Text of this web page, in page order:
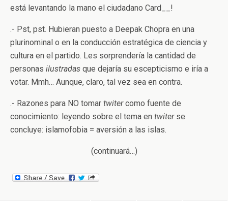
está levantando la mano el ciudadano Card__!
.- Pst, pst. Hubieran puesto a Deepak Chopra en una
plurinominal o en la conducción estratégica de ciencia y
cultura en el partido. Les sorprendería la cantidad de
personas ilustradas que dejaría su escepticismo e iría a
votar. Mmh… Aunque, claro, tal vez sea en contra.
.- Razones para NO tomar twitercomo fuente de
conocimiento: leyendo sobre el tema en twiterse
concluye: islamofobia = aversión a las islas.
(continuará…)